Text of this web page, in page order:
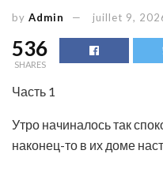
by Admin juillet 9,
536
SHARES
Часть 1
Утро начиналось так
наконец-то в их доме